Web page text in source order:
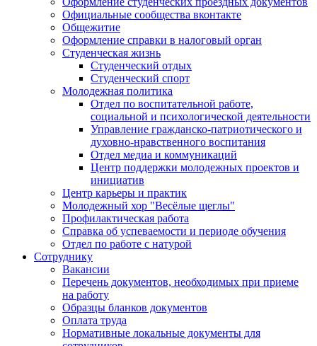
Официальные сообщества вконтакте
Общежитие
Оформление справки в налоговый орган
Студенческая жизнь
Студенческий отдых
Студенческий спорт
Молодежная политика
Отдел по воспитательной работе,
социальной и психологической деятельности
Управление гражданско-патриотического и
духовно-нравственного воспитания
Отдел медиа и коммуникаций
Центр поддержки молодежных проектов и
инициатив
Центр карьеры и практик
Молодежный хор "Весёлые щеглы"
Профилактическая работа
Справка об успеваемости и периоде обучения
Отдел по работе с натурой
Сотруднику
Вакансии
Перечень документов, необходимых при приеме
на работу
Образцы бланков документов
Оплата труда
Нормативные локальные документы для